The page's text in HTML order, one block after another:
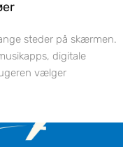
steder på skærmen.
digitale
vælger